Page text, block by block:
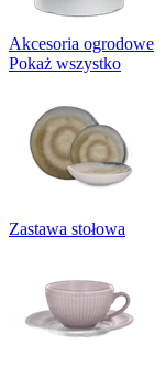
Akcesoria ogrodowe
Pokaż wszystko
Zastawa stołowa